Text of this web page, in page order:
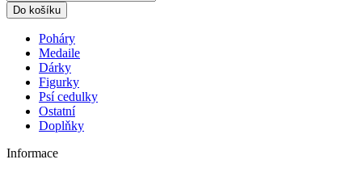
Poháry
Medaile
Dárky
Figurky
Psí cedulky
Ostatní
Doplňky
Informace